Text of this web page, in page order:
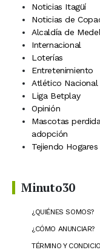
Noticias Itagüí
Noticias de
Alcaldía de
Internacional
Loterías
Entretenimiento
Atlético Nacional
Liga Betplay
Opinión
Mascotas
adopción
Tejiendo Hogares
Minuto30
¿QUIÉNES SOMOS?
¿CÓMO ANUNCIAR?
TÉRMINO Y